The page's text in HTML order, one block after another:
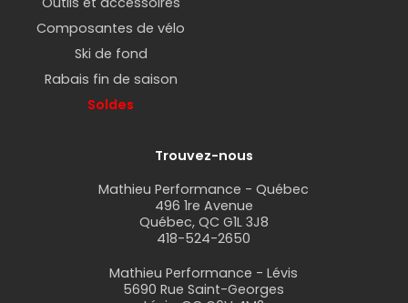
Composantes de vélo
Ski de fond
Rabais fin de saison
Soldes
Trouvez-nous
Mathieu Performance - Québec
496 1re Avenue
Québec, QC G1L 3J8
418-524-2650
Mathieu Performance - Lévis
5690 Rue Saint-Georges